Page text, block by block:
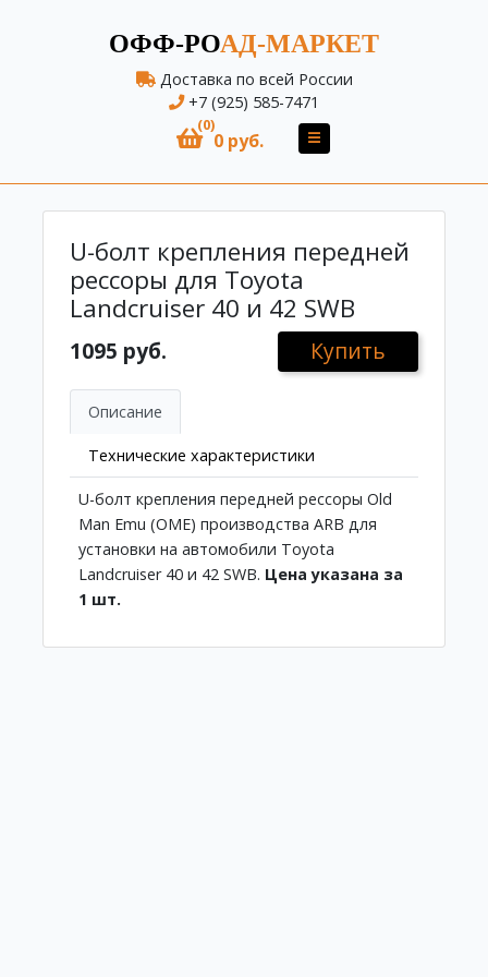
ОФФ-РОАД-МАРКЕТ
Доставка по всей России
+7 (925) 585-7471
(0)
0 руб.
U-болт крепления передней
рессоры для Toyota
Landcruiser 40 и 42 SWB
1095 руб. Купить
Описание
Технические характеристики
U-болт крепления передней рессоры Old
Man Emu (OME) производства ARB для
установки на автомобили Toyota
Landcruiser 40 и 42 SWB. Цена указана за
1 шт.